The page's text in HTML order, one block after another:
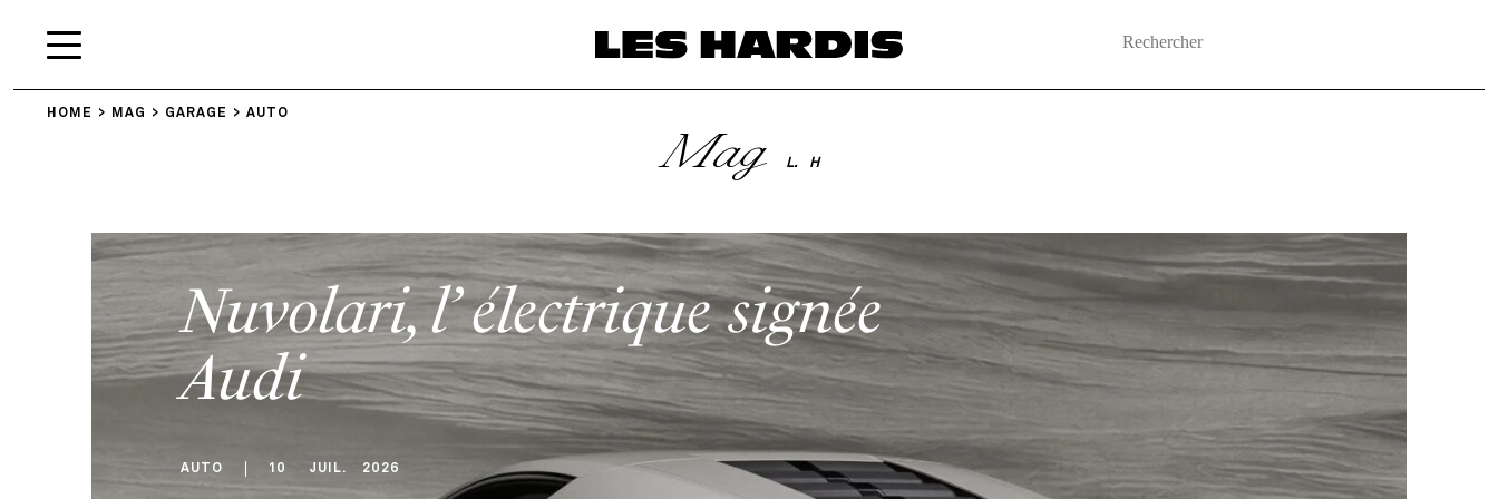
HOME MAG GARAGE AUTO
Mag L. H
Nuvolari, l’ électrique signée
Audi
AUTO 10 JUIL. 2026